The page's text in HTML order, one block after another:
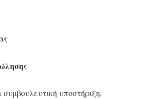
συμβουλευτική υποστήριξη.